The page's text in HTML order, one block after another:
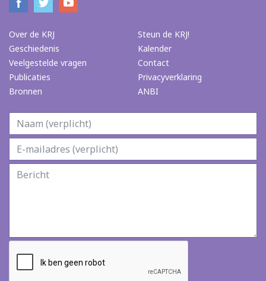
Over de KRJ
Geschiedenis
Veelgestelde vragen
Publicaties
Bronnen
Steun de KRJ!
Kalender
Contact
Privacyverklaring
ANBI